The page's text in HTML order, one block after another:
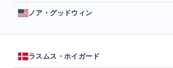
ノア・グッドウィン
ラスムス・ホイガード